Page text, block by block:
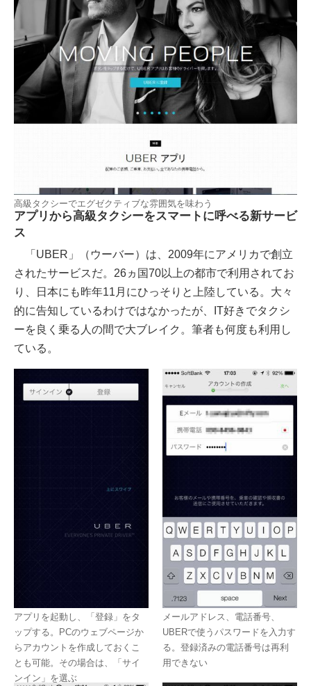
高級タクシーでエグゼクティブな雰囲気を味わう
アプリから高級タクシーをスマートに呼べる新サービ
ス
「UBER」（ウーバー）は、2009年にアメリカで創立
されたサービスだ。26ヵ国70以上の都市で利用されてお
り、日本にも昨年11月にひっそりと上陸している。大々
的に告知しているわけではなかったが、IT好きでタクシ
ーを良く乗る人の間で大ブレイク。筆者も何度も利用し
ている。
アプリを起動し、「登録」をタ
ップする。PCのウェブページか
らアカウントを作成しておくこ
とも可能。その場合は、「サイ
ンイン」を選ぶ
メールアドレス、電話番号、
UBERで使うパスワードを入力す
る。登録済みの電話番号は再利
用できない